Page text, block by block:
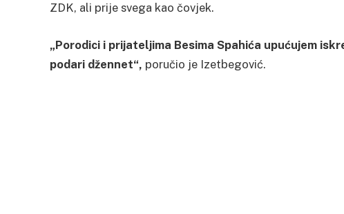
ZDK, ali prije svega kao čovjek.
„Porodici i prijateljima Besima Spahića upućujem
podari džennet“, poručio je Izetbegović.